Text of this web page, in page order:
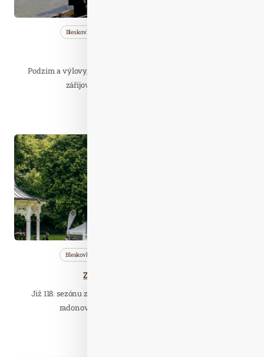
Bleskovky
Podzim a výlovy, to je v jižních Čechách pevné spojení. Ani
zářijové povodně neohrozily konání…
Bleskovky
Zahájení lázeňské sezóny
Již 118. sezónu zahájí lázně Jáchymov, které léčí unikátní
radonovou vodou. I letos přichystaly pro…